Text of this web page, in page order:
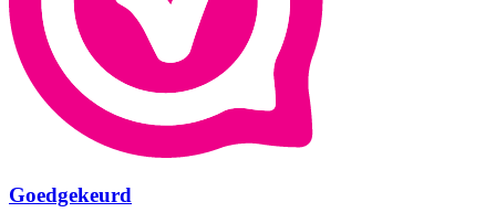
Goedgekeurd